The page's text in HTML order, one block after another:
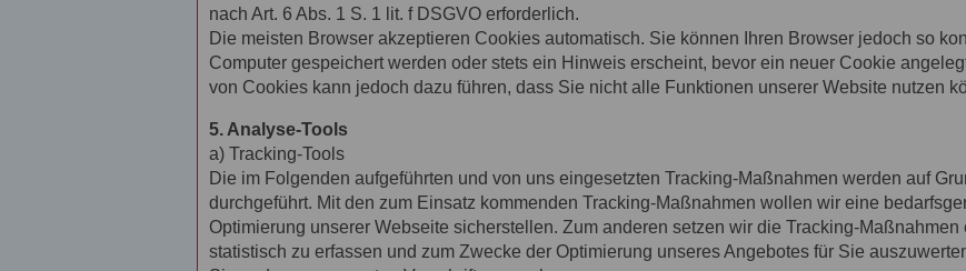
nach Art. 6 Abs. 1 S. 1 lit. f DSGVO erforderlich.
Die meisten Browser akzeptieren Cookies automatisch. Sie können Ihren Browser jedoch so
Computer gespeichert werden oder stets ein Hinweis erscheint, bevor ein neuer Cookie
von Cookies kann jedoch dazu führen, dass Sie nicht alle Funktionen unserer Website nutzen
5. Analyse-Tools
a) Tracking-Tools
Die im Folgenden aufgeführten und von uns eingesetzten Tracking-Maßnahmen werden auf
durchgeführt. Mit den zum Einsatz kommenden Tracking-Maßnahmen wollen wir eine
Optimierung unserer Webseite sicherstellen. Zum anderen setzen wir die Tracking-
statistisch zu erfassen und zum Zwecke der Optimierung unseres Angebotes für Sie